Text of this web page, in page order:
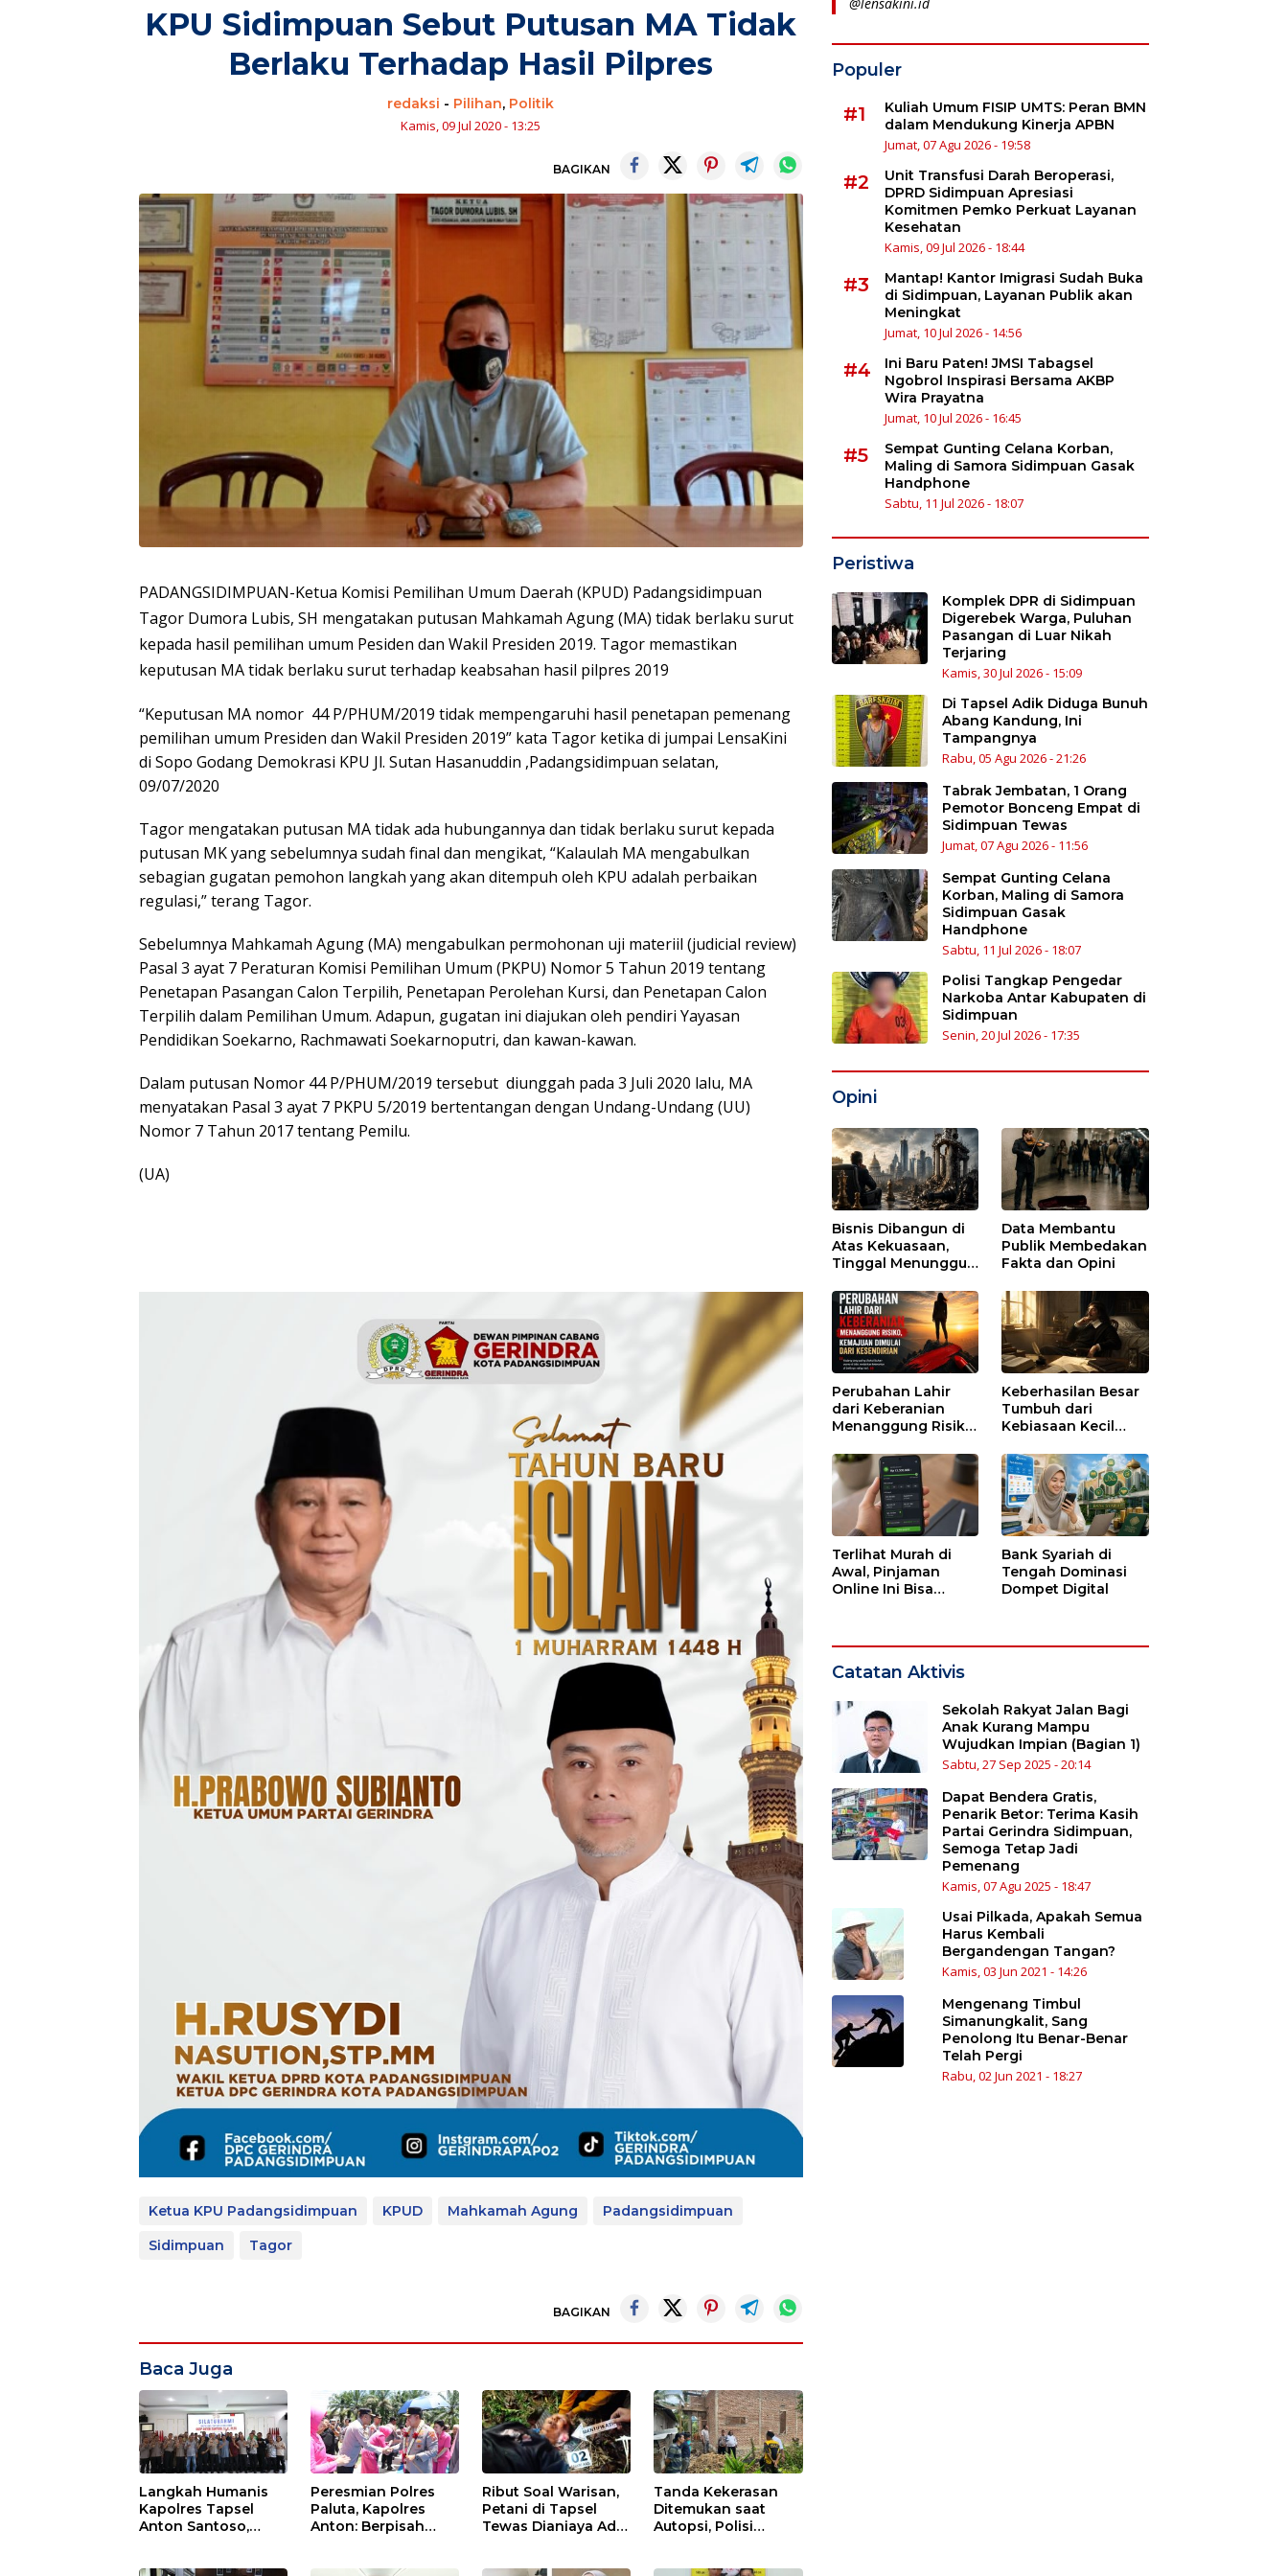
KPU Sidimpuan Sebut Putusan MA Tidak
Berlaku Terhadap Hasil Pilpres
redaksi - Pilihan, Politik
Kamis, 09 Jul 2020 - 13:25
BAGIKAN
PADANGSIDIMPUAN-Ketua Komisi Pemilihan Umum Daerah (KPUD) Padangsidimpuan
Tagor Dumora Lubis, SH mengatakan putusan Mahkamah Agung (MA) tidak berlaku surut
kepada hasil pemilihan umum Pesiden dan Wakil Presiden 2019. Tagor memastikan
keputusan MA tidak berlaku surut terhadap keabsahan hasil pilpres 2019
“Keputusan MA nomor 44 P/PHUM/2019 tidak mempengaruhi hasil penetapan pemenang
pemilihan umum Presiden dan Wakil Presiden 2019” kata Tagor ketika di jumpai LensaKini
di Sopo Godang Demokrasi KPU Jl. Sutan Hasanuddin ,Padangsidimpuan selatan,
09/07/2020
Tagor mengatakan putusan MA tidak ada hubungannya dan tidak berlaku surut kepada
putusan MK yang sebelumnya sudah final dan mengikat, “Kalaulah MA mengabulkan
sebagian gugatan pemohon langkah yang akan ditempuh oleh KPU adalah perbaikan
regulasi,” terang Tagor.
Sebelumnya Mahkamah Agung (MA) mengabulkan permohonan uji materiil (judicial review)
Pasal 3 ayat 7 Peraturan Komisi Pemilihan Umum (PKPU) Nomor 5 Tahun 2019 tentang
Penetapan Pasangan Calon Terpilih, Penetapan Perolehan Kursi, dan Penetapan Calon
Terpilih dalam Pemilihan Umum. Adapun, gugatan ini diajukan oleh pendiri Yayasan
Pendidikan Soekarno, Rachmawati Soekarnoputri, dan kawan-kawan.
Dalam putusan Nomor 44 P/PHUM/2019 tersebut diunggah pada 3 Juli 2020 lalu, MA
menyatakan Pasal 3 ayat 7 PKPU 5/2019 bertentangan dengan Undang-Undang (UU)
Nomor 7 Tahun 2017 tentang Pemilu.
(UA)
Ketua KPU Padangsidimpuan KPUD Mahkamah Agung
Padangsidimpuan
Sidimpuan
Tagor
BAGIKAN
Baca Juga
Langkah Humanis
Kapolres Tapsel
Anton Santoso,
Peresmian Polres
Paluta, Kapolres
Anton: Berpisah
Ribut Soal Warisan,
Petani di Tapsel
Tewas Dianiaya Adik
Tanda Kekerasan
Ditemukan saat
Autopsi, Polisi
Populer
#1
Kuliah Umum FISIP UMTS: Peran BMN
dalam Mendukung Kinerja APBN
Jumat, 07 Agu 2026 - 19:58
#2
Unit Transfusi Darah Beroperasi,
DPRD Sidimpuan Apresiasi
Komitmen Pemko Perkuat Layanan
Kesehatan
Kamis, 09 Jul 2026 - 18:44
#3
Mantap! Kantor Imigrasi Sudah Buka
di Sidimpuan, Layanan Publik akan
Meningkat
Jumat, 10 Jul 2026 - 14:56
#4
Ini Baru Paten! JMSI Tabagsel
Ngobrol Inspirasi Bersama AKBP
Wira Prayatna
Jumat, 10 Jul 2026 - 16:45
#5
Sempat Gunting Celana Korban,
Maling di Samora Sidimpuan Gasak
Handphone
Sabtu, 11 Jul 2026 - 18:07
Peristiwa
Komplek DPR di Sidimpuan
Digerebek Warga, Puluhan
Pasangan di Luar Nikah
Terjaring
Kamis, 30 Jul 2026 - 15:09
Di Tapsel Adik Diduga Bunuh
Abang Kandung, Ini
Tampangnya
Rabu, 05 Agu 2026 - 21:26
Tabrak Jembatan, 1 Orang
Pemotor Bonceng Empat di
Sidimpuan Tewas
Jumat, 07 Agu 2026 - 11:56
Sempat Gunting Celana
Korban, Maling di Samora
Sidimpuan Gasak
Handphone
Sabtu, 11 Jul 2026 - 18:07
Polisi Tangkap Pengedar
Narkoba Antar Kabupaten di
Sidimpuan
Senin, 20 Jul 2026 - 17:35
Opini
Bisnis Dibangun di
Atas Kekuasaan,
Tinggal Menunggu
Data Membantu
Publik Membedakan
Fakta dan Opini
Perubahan Lahir
dari Keberanian
Menanggung Risiko,
dari Kesendirian
Keberhasilan Besar
Tumbuh dari
Kebiasaan Kecil
dengan Sabar
Terlihat Murah di
Awal, Pinjaman
Online Ini Bisa
Bank Syariah di
Tengah Dominasi
Dompet Digital
Catatan Aktivis
Sekolah Rakyat Jalan Bagi
Anak Kurang Mampu
Wujudkan Impian (Bagian 1)
Sabtu, 27 Sep 2025 - 20:14
Dapat Bendera Gratis,
Penarik Betor: Terima Kasih
Partai Gerindra Sidimpuan,
Semoga Tetap Jadi
Pemenang
Kamis, 07 Agu 2025 - 18:47
Usai Pilkada, Apakah Semua
Harus Kembali
Bergandengan Tangan?
Kamis, 03 Jun 2021 - 14:26
Mengenang Timbul
Simanungkalit, Sang
Penolong Itu Benar-Benar
Telah Pergi
Rabu, 02 Jun 2021 - 18:27